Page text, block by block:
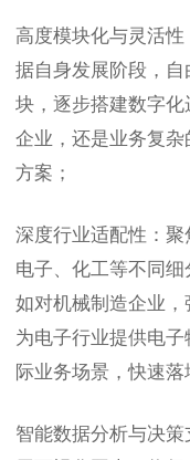
高度模块化与灵活
据自身发展阶段，
块，逐步搭建数字
企业，还是业务复
方案；
深度行业适配性：聚
电子、化工等不同细
如对机械制造企业，
为电子行业提供电
际业务场景，快速落
智能数据分析与决